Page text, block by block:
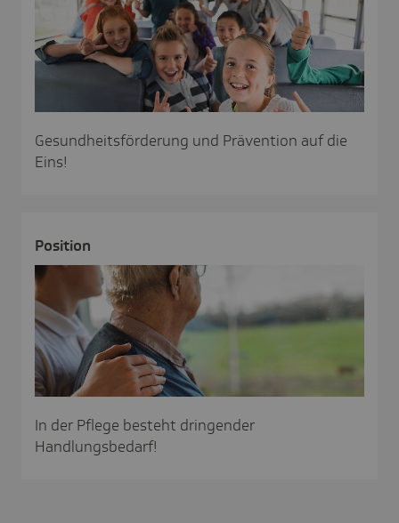
Gesundheitsförderung und Prävention auf die
Eins!
Posi­tion
In der Pflege besteht dringender
Handlungsbedarf!